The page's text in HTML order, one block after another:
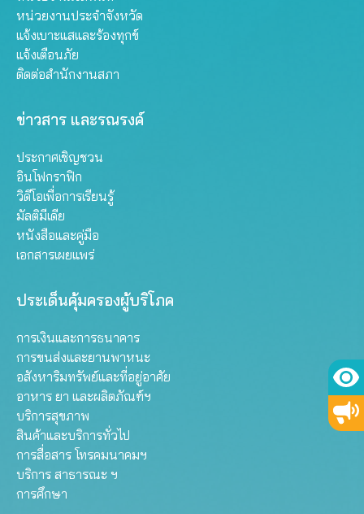
หน่วยงานประจำจังหวัด
แจ้งเบาะแสและร้องทุกข์
แจ้งเตือนภัย
ติดต่อสำนักงานสภา
ข่าวสาร และรณรงค์
ประกาศเชิญชวน
อินโฟกราฟิก
วิดีโอเพื่อการเรียนรู้
มัลติมีเดีย
หนังสือและคู่มือ
เอกสารเผยแพร่
ประเด็นคุ้มครองผู้บริโภค
การเงินและการธนาคาร
การขนส่งและยานพาหนะ
อสังหาริมทรัพย์และที่อยู่อาศัย
อาหาร ยา และผลิตภัณฑ์ฯ
บริการสุขภาพ
สินค้าและบริการทั่วไป
การสื่อสาร โทรคมนาคมฯ
บริการ สาธารณะ ฯ
การศึกษา